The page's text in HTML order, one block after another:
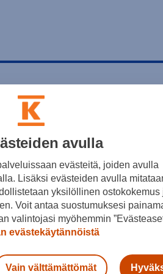
avulla
evästeitä, joiden avulla
Lisäksi evästeiden avulla
yksilöllinen ostokokemus
Voit antaa suostumuksesi
valintojasi myöhemmin
evästekäytännöistä
Vain välttämättömät